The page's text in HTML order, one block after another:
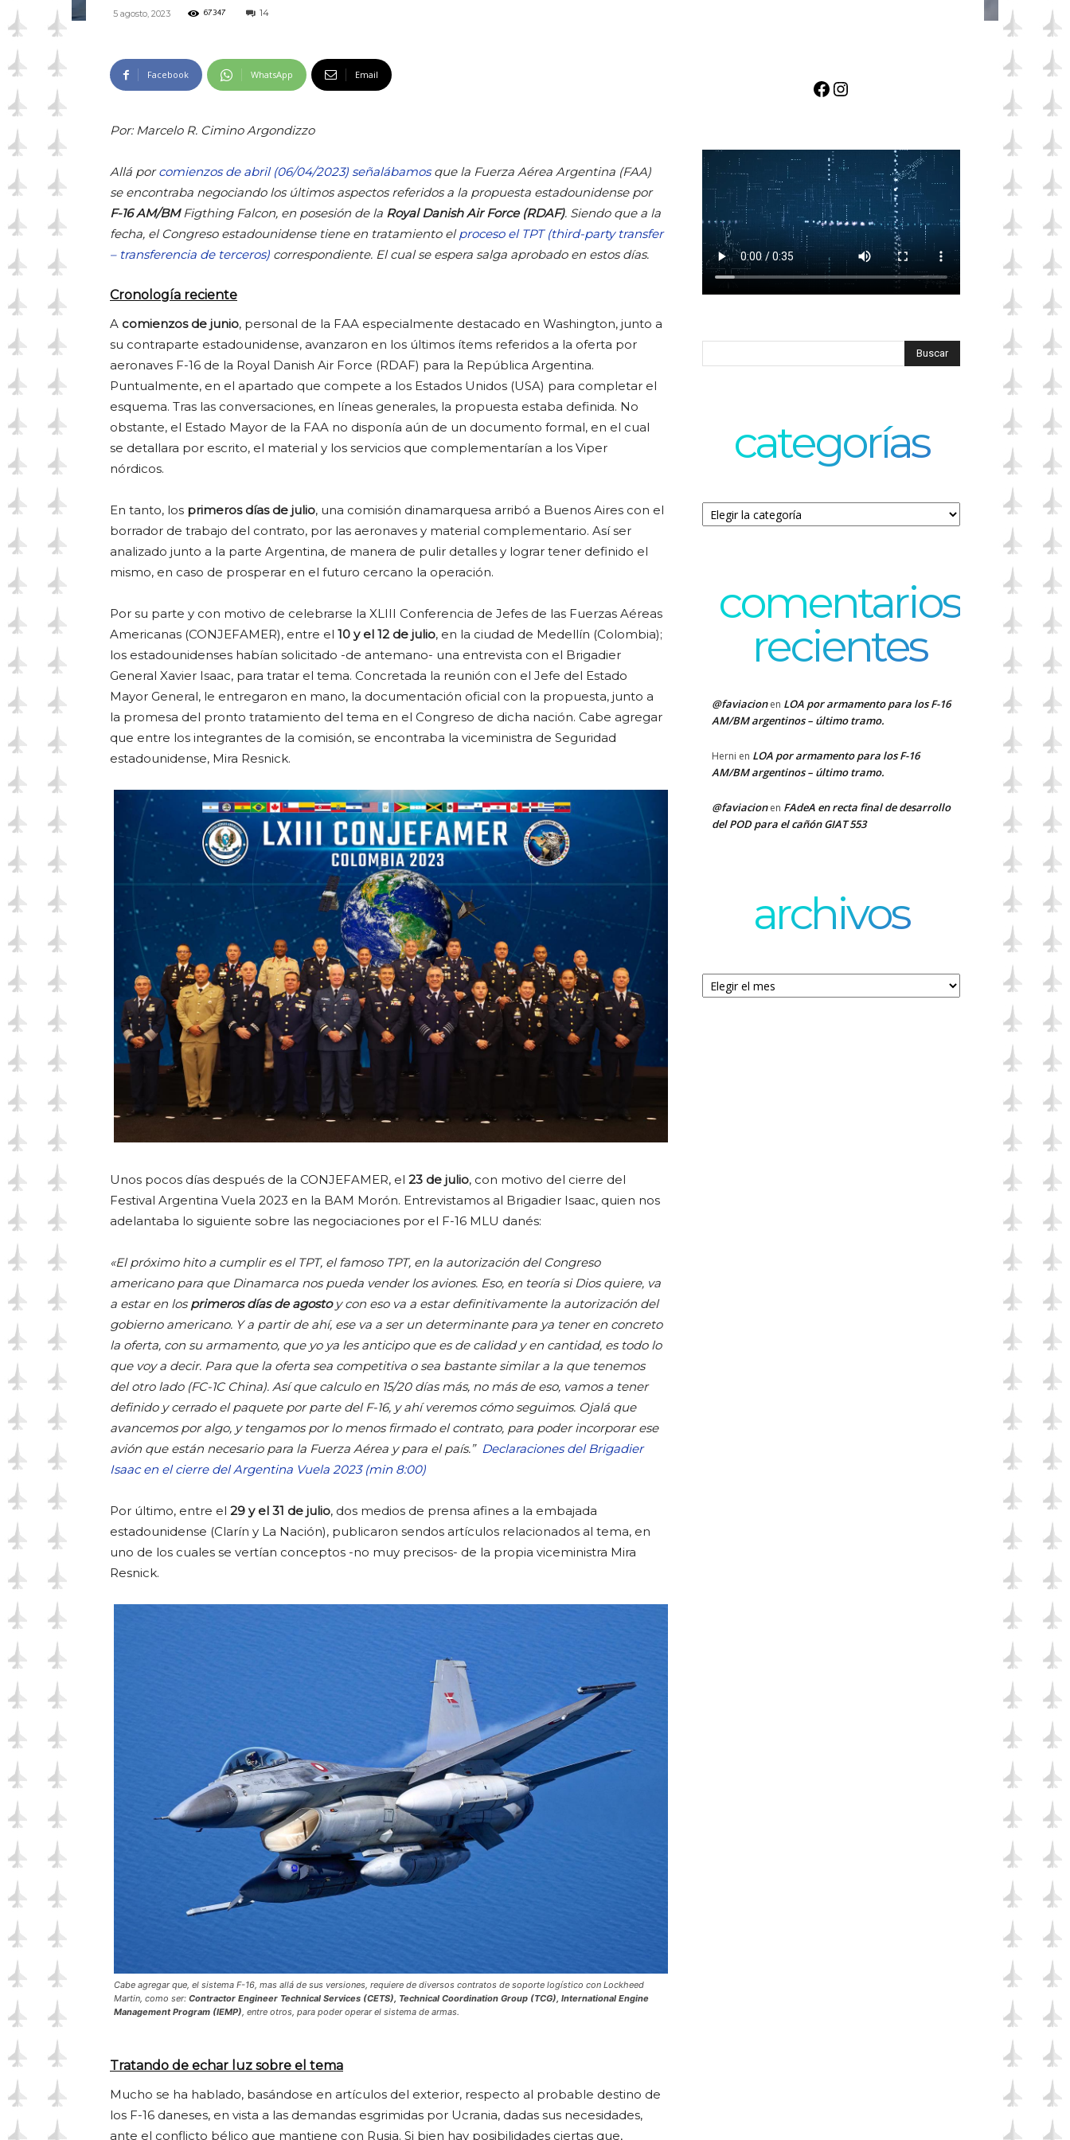
5 agosto, 2023 67347 14
Facebook WhatsApp Email
Por: Marcelo R. Cimino Argondizzo
Allá porcomienzos de abril (06/04/2023) señalábamosque la Fuerza Aérea Argentina (FAA)
se encontraba negociando los últimos aspectos referidos a la propuesta estadounidense por
F-16 AM/BMFigthing Falcon, en posesión de la Royal Danish Air Force (RDAF). Siendo que a la
fecha, el Congreso estadounidense tiene en tratamiento elproceso el TPT (third-party transfer
– transferencia de terceros) correspondiente. El cual se espera salga aprobado en estos días.
Cronología reciente
A comienzos de junio, personal de la FAA especialmente destacado en Washington, junto a
su contraparte estadounidense, avanzaron en los últimos ítems referidos a la oferta por
aeronaves F-16 de la Royal Danish Air Force (RDAF) para la República Argentina.
Puntualmente, en el apartado que compete a los Estados Unidos (USA) para completar el
esquema. Tras las conversaciones, en líneas generales, la propuesta estaba definida. No
obstante, el Estado Mayor de la FAA no disponía aún de un documento formal, en el cual
se detallara por escrito, el material y los servicios que complementarían a los Viper
nórdicos.
En tanto, los primeros días de julio, una comisión dinamarquesa arribó a Buenos Aires con el
borrador de trabajo del contrato, por las aeronaves y material complementario. Así ser
analizado junto a la parte Argentina, de manera de pulir detalles y lograr tener definido el
mismo, en caso de prosperar en el futuro cercano la operación.
Por su parte y con motivo de celebrarse la XLIII Conferencia de Jefes de las Fuerzas Aéreas
Americanas (CONJEFAMER), entre el 10 y el 12 de julio, en la ciudad de Medellín (Colombia);
los estadounidenses habían solicitado -de antemano- una entrevista con el Brigadier
General Xavier Isaac, para tratar el tema. Concretada la reunión con el Jefe del Estado
Mayor General, le entregaron en mano, la documentación oficial con la propuesta, junto a
la promesa del pronto tratamiento del tema en el Congreso de dicha nación. Cabe agregar
que entre los integrantes de la comisión, se encontraba la viceministra de Seguridad
estadounidense, Mira Resnick.
Unos pocos días después de la CONJEFAMER, el 23 de julio, con motivo del cierre del
Festival Argentina Vuela 2023 en la BAM Morón. Entrevistamos al Brigadier Isaac, quien nos
adelantaba lo siguiente sobre las negociaciones por el F-16 MLU danés:
«El próximo hito a cumplir es el TPT, el famoso TPT, en la autorización del Congreso
americano para que Dinamarca nos pueda vender los aviones. Eso, en teoría si Dios quiere, va
a estar en losprimeros días de agostoy con eso va a estar definitivamente la autorización del
gobierno americano. Y a partir de ahí, ese va a ser un determinante para ya tener en concreto
la oferta, con su armamento, que yo ya les anticipo que es de calidad y en cantidad, es todo lo
que voy a decir. Para que la oferta sea competitiva o sea bastante similar a la que tenemos
del otro lado (FC-1C China). Así que calculo en 15/20 días más, no más de eso, vamos a tener
definido y cerrado el paquete por parte del F-16, y ahí veremos cómo seguimos. Ojalá que
avancemos por algo, y tengamos por lo menos firmado el contrato, para poder incorporar ese
avión que están necesario para la Fuerza Aérea y para el país.” Declaraciones del Brigadier
Isaac en el cierre del Argentina Vuela 2023 (min 8:00)
Por último, entre el 29 y el 31 de julio, dos medios de prensa afines a la embajada
estadounidense (Clarín y La Nación), publicaron sendos artículos relacionados al tema, en
uno de los cuales se vertían conceptos -no muy precisos- de la propia viceministra Mira
Resnick.
Cabe agregar que, el sistema F-16, mas allá de sus versiones, requiere de diversos contratos de soporte logístico con Lockheed
Martin, como ser: Contractor Engineer Technical Services (CETS), Technical Coordination Group (TCG), International Engine
Management Program (IEMP) , entre otros, para poder operar el sistema de armas.
Tratando de echar luz sobre el tema
Mucho se ha hablado, basándose en artículos del exterior, respecto al probable destino de
los F-16 daneses, en vista a las demandas esgrimidas por Ucrania, dadas sus necesidades,
ante el conflicto bélico que mantiene con Rusia. Si bien hay posibilidades ciertas que,
Facebook
Instagram
categorías
Categorías
comentarios
recientes
@faviacionen LOA por armamento para los F-16
AM/BM argentinos – último tramo.
Herni en LOA por armamento para los F-16
AM/BM argentinos – último tramo.
@faviacionen FAdeA en recta final de desarrollo
del POD para el cañón GIAT 553
archivos
Archivos